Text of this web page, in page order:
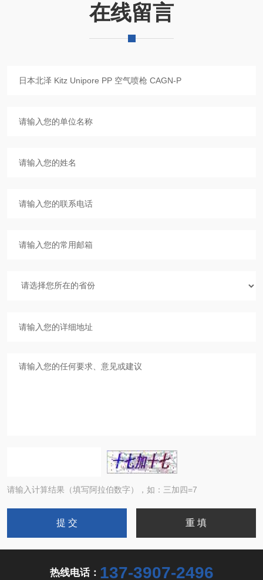
在线留言
请输入计算结果（填写阿拉伯数字），如：三加四=7
热线电话： 137-3907-2496